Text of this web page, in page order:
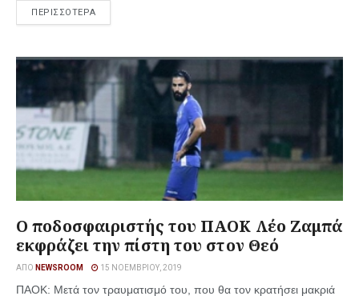
ΠΕΡΙΣΣΟΤΕΡΑ
O ποδοσφαιριστής του ΠΑΟΚ Λέο Ζαμπά
εκφράζει την πίστη του στον Θεό
ΑΠΌ NEWSROOM 15 ΝΟΕΜΒΡΊΟΥ, 2019
ΠΑΟΚ: Μετά τον τραυματισμό του, που θα τον κρατήσει μακριά